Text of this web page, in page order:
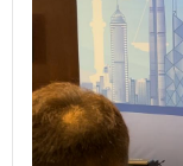
洋荣获一等奖，崔
志荣获三等奖，吴
赛颁奖仪式在长安
郭武军作总结讲话
学习，提高系统学